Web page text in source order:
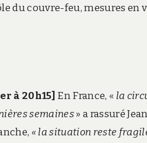
du couvre-feu, mesures en
à 20h15] En France, « la
semaines» a rassuré
« la situation reste